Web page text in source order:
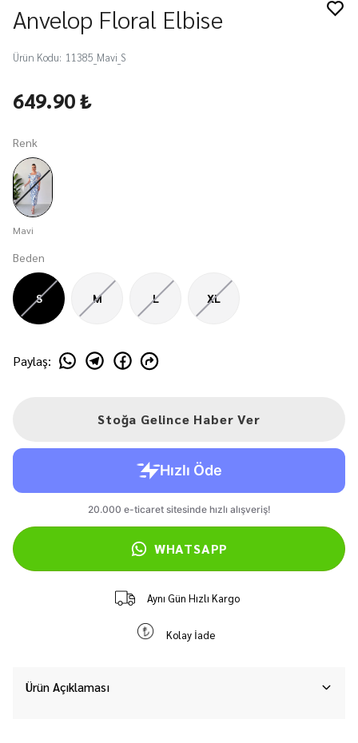
Anvelop Floral Elbise
Ürün Kodu: 11385_Mavi_S
649.90 ₺
Renk
Mavi
Beden
S M L XL
Paylaş:
Stoğa Gelince Haber Ver
WHATSAPP
Aynı Gün Hızlı Kargo
Kolay İade
Ürün Açıklaması